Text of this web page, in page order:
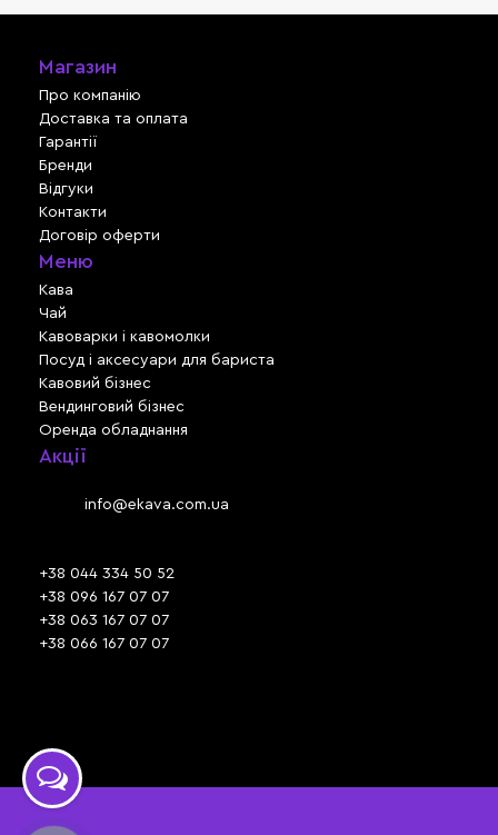
Магазин
Про компанію
Доставка та оплата
Гарантії
Бренди
Відгуки
Контакти
Договір оферти
Меню
Кава
Чай
Кавоварки і кавомолки
Посуд і аксесуари для бариста
Кавовий бізнес
Вендинговий бізнес
Оренда обладнання
Акції
info@ekava.com.ua
+38 044 334 50 52
+38 096 167 07 07
+38 063 167 07 07
+38 066 167 07 07